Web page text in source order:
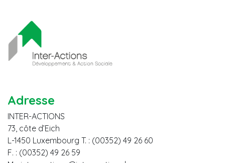
Adresse
INTER-ACTIONS
73, côte d’Eich
L-1450 Luxembourg T. : (00352) 49 26 60
F. : (00352) 49 26 59